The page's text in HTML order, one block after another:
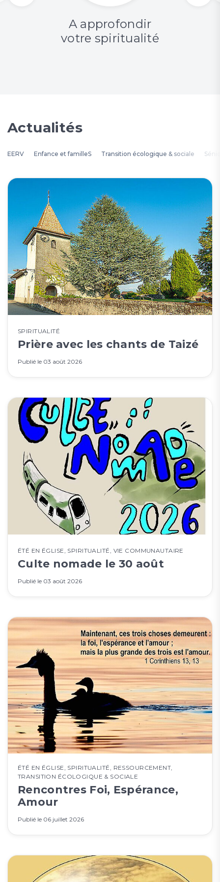
A approfondir
votre spiritualité
Actualités
EERV Enfance et familleS Transition écologique & sociale
SPIRITUALITÉ
Prière avec les chants de Taizé
Publié le 03 août 2026
ÉTÉ EN ÉGLISE SPIRITUALITÉ VIE COMMUNAUTAIRE
Culte nomade le 30 août
Publié le 03 août 2026
ÉTÉ EN ÉGLISE, SPIRITUALITÉ, RESSOURCEMENT,
TRANSITION ÉCOLOGIQUE & SOCIALE
Rencontres Foi, Espérance,
Amour
Publié le 06 juillet 2026